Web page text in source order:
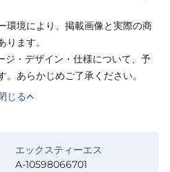
環境により、掲載画像と実際の商
ます。
・デザイン・仕様について、予
あらかじめご了承ください。
じる
エックスティーエス
A-10598066701